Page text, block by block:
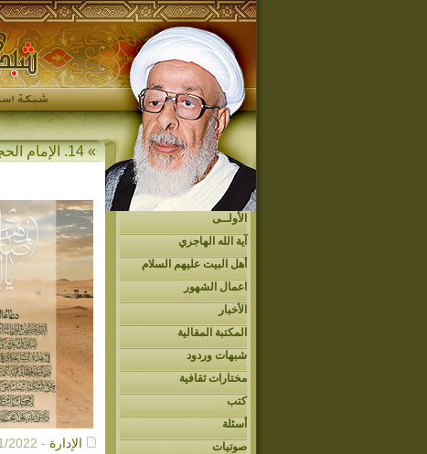
الأولــى
آية الله الهاجري
أهل البيت عليهم السلام
اعمال الشهور
الأخبار
المكتبة المقالية
شبهات وردود
مختارات ثقافية
كتب
أسئلة
صوتيات
» 14. الإمام الحجة المهدي عجل الله فرجه » أهل البيت عليهم السلام » التوقيعات المهدوية
الإدارة - 03/31/2022م